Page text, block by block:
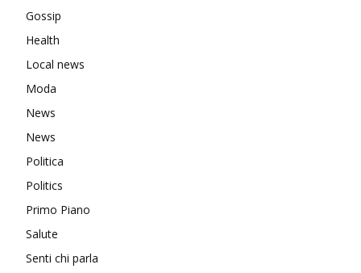
Gossip
Health
Local news
Moda
News
News
Politica
Politics
Primo Piano
Salute
Senti chi parla